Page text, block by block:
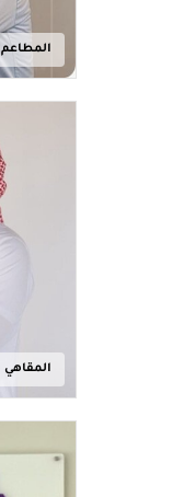
المطاعم
المقاهي